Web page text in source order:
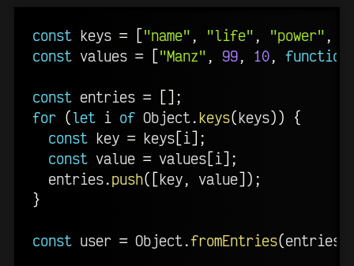
const keys = ["name" , "life" , "power" ,
const values = ["Manz" , 99, 10, function
const entries = [] ;
for (let i of Object.keys(keys))
{
const key = keys[i] ;
const value = values[i] ;
  entries
.push( [key, value] ) ;
}
const user = Object.fromEntries(entries